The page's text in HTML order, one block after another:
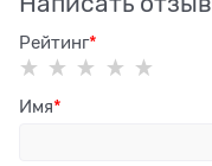
Рейтинг
Имя